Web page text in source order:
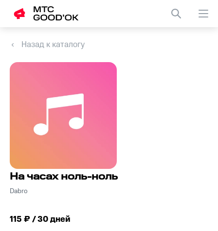
Назад к каталогу
На часах ноль-ноль
Dabro
115 ₽ / 30 дней